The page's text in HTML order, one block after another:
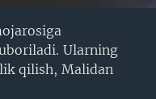
Ularning
qilish, Malidan